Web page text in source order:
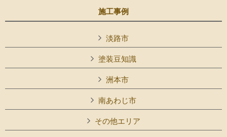
施工事例
淡路市
塗装豆知識
洲本市
南あわじ市
その他エリア